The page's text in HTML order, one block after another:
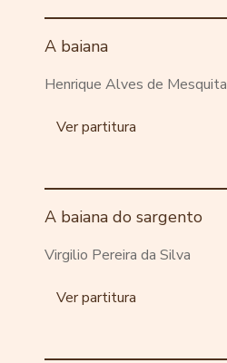
A baiana
Henrique Alves de Mesquita
Ver partitura
A baiana do sargento
Virgilio Pereira da Silva
Ver partitura